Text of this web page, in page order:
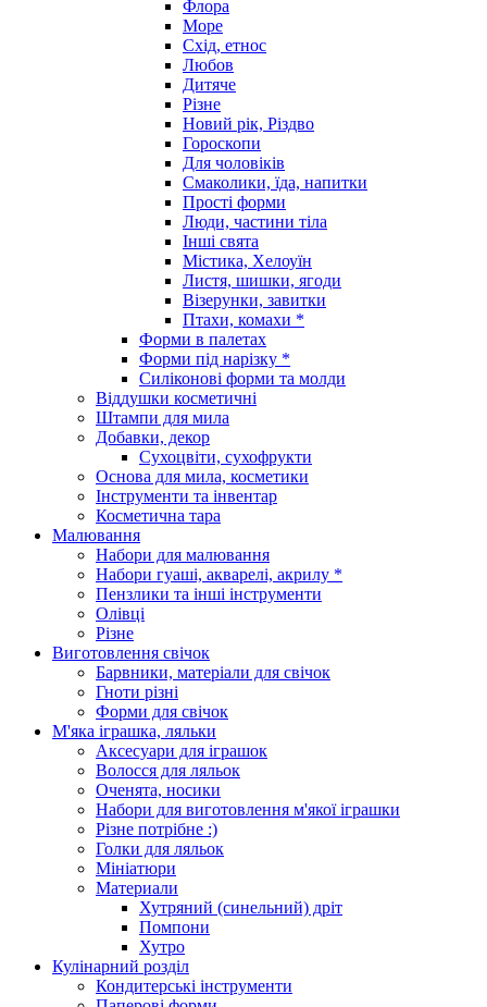
Флора
Море
Схід, етнос
Любов
Дитяче
Різне
Новий рік, Різдво
Гороскопи
Для чоловіків
Смаколики, їда, напитки
Прості форми
Люди, частини тіла
Інші свята
Містика, Хелоуїн
Листя, шишки, ягоди
Візерунки, завитки
Птахи, комахи *
Форми в палетах
Форми під нарізку *
Силіконові форми та молди
Віддушки косметичні
Штампи для мила
Добавки, декор
Сухоцвіти, сухофрукти
Основа для мила, косметики
Інструменти та інвентар
Косметична тара
Малювання
Набори для малювання
Набори гуаші, акварелі, акрилу *
Пензлики та інші інструменти
Олівці
Різне
Виготовлення свічок
Барвники, матеріали для свічок
Гноти різні
Форми для свічок
М'яка іграшка, ляльки
Аксесуари для іграшок
Волосся для ляльок
Оченята, носики
Набори для виготовлення м'якої іграшки
Різне потрібне :)
Голки для ляльок
Мініатюри
Материали
Хутряний (синельний) дріт
Помпони
Хутро
Кулінарний розділ
Кондитерські інструменти